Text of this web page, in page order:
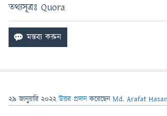
তথ্যসূত্রঃ Quora
29 জানুয়ারি 2022 উত্তর প্রদান করেছেনMd. Arafat